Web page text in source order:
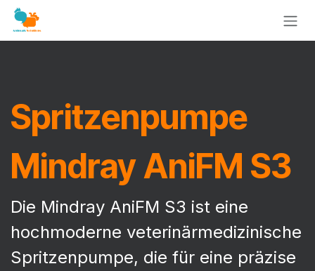
Zum Inhalt springen
Spritzenpumpe
Mindray AniFM S3
Die Mindray AniFM S3 ist eine
hochmoderne veterinärmedizinische
Spritzenpumpe, die für eine präzise